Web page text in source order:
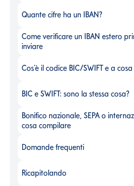
Quante cifre ha un IBAN?
Quante cifre ha un IBAN?
Come verificare un IBAN estero
Come verificare un IBAN estero
inviare
Cos'è il codice BIC/SWIFT e a
Cos'è il codice BIC/SWIFT e a
BIC e SWIFT: sono la stessa cosa?
BIC e SWIFT: sono la stessa cosa?
Bonifico nazionale, SEPA o
Bonifico nazionale, SEPA o
cosa compilare
Domande frequenti-
Domande frequenti
Ricapitolando
Ricapitolando